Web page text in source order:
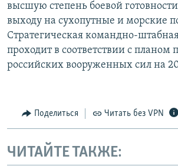
высшую степень боевой
выходу на сухопутные и морские
Стратегическая командно-
проходит в соответствии с планом
российских вооруженных сил на
Поделиться Читать без VPN
ЧИТАЙТЕ ТАКЖЕ: